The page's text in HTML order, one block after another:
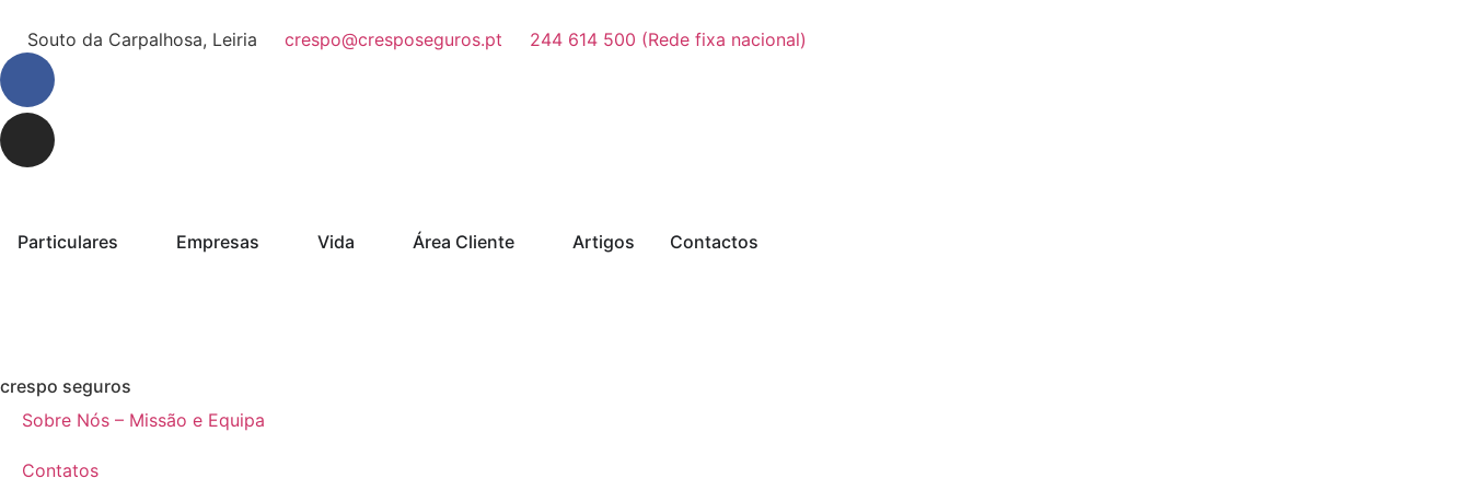
Souto da Carpalhosa, Leiria crespo@cresposeguros.pt 244 614 500 (Rede fixa nacional)
Particulares Empresas Vida Área Cliente Artigos Contactos
crespo seguros
Sobre Nós – Missão e Equipa
Contatos